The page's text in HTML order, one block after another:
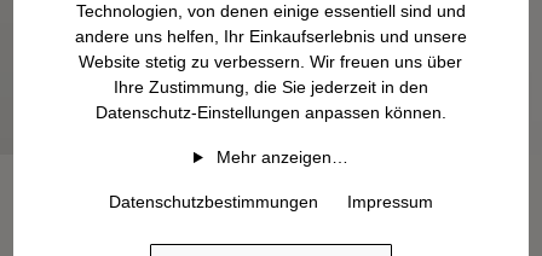
Technologien, von denen einige essentiell sind und
andere uns helfen, Ihr Einkaufserlebnis und unsere
Website stetig zu verbessern. Wir freuen uns über
Ihre Zustimmung, die Sie jederzeit in den
Datenschutz-Einstellungen anpassen können.
Mehr anzeigen…
Datenschutzbestimmungen Impressum